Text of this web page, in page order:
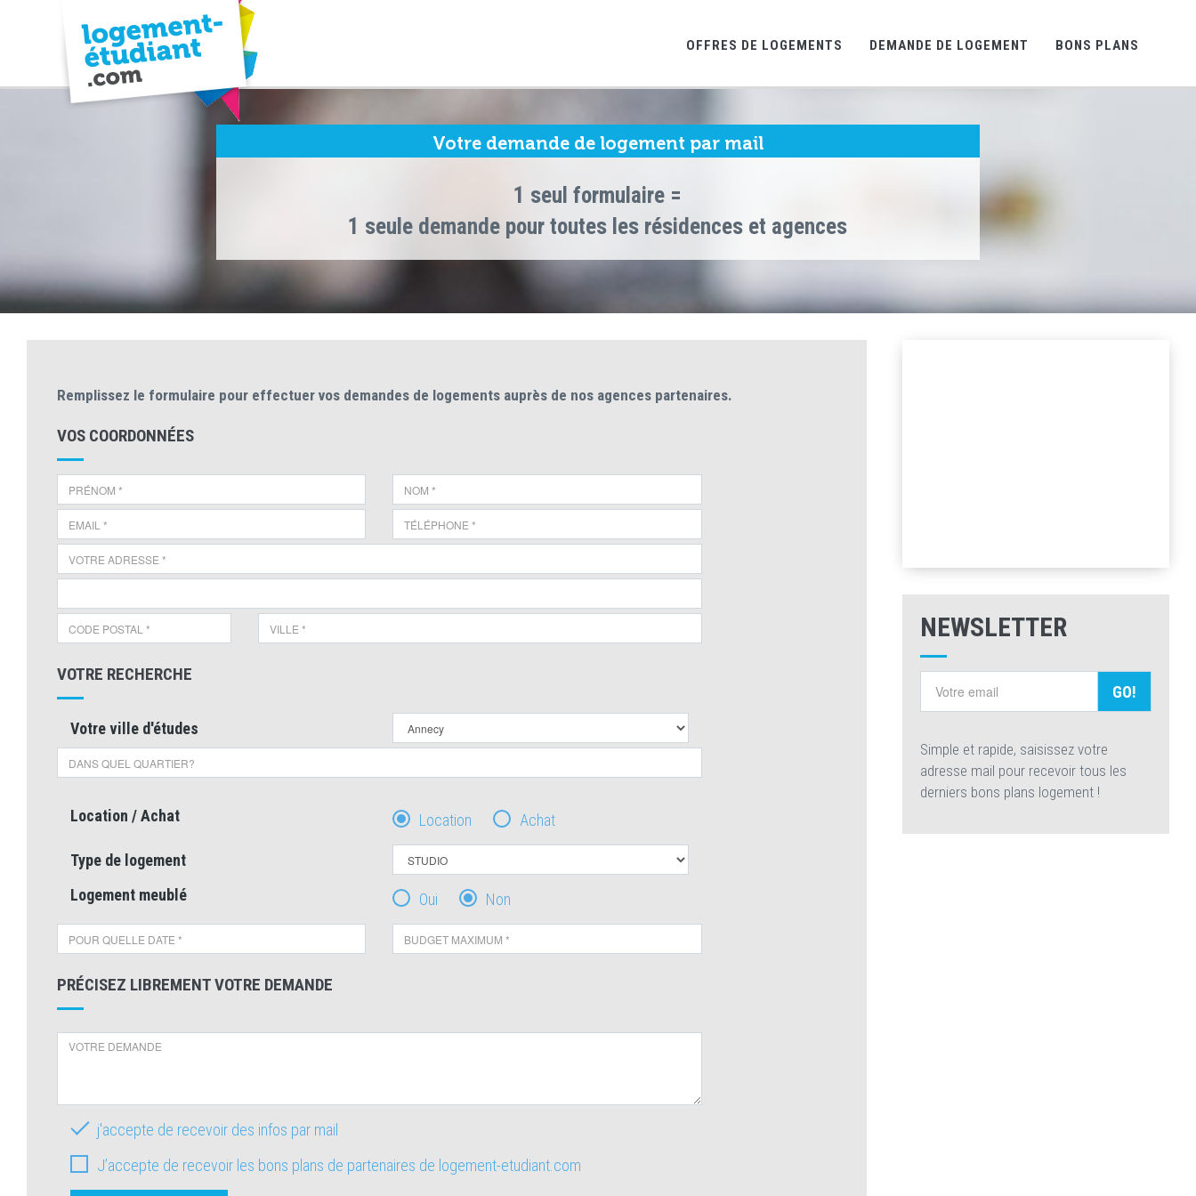
OFFRES DE LOGEMENTS DEMANDE DE LOGEMENT BONS PLANS
Votre demande de logement par mail
1 seul formulaire =
1 seule demande pour toutes les résidences et agences
NEWSLETTER
GO!
Simple et rapide, saisissez votre
adresse mail pour recevoir tous les
derniers bons plans logement !
Remplissez le formulaire pour effectuer vos demandes de logements auprès de nos agences partenaires.
VOS COORDONNÉES
VOTRE RECHERCHE
Votre ville d'études
Location / Achat Location Achat
Type de logement
Logement meublé
Oui Non
PRÉCISEZ LIBREMENT VOTRE DEMANDE
j'accepte de recevoir des infos par mail
J’accepte de recevoir les bons plans de partenaires de logement-etudiant.com